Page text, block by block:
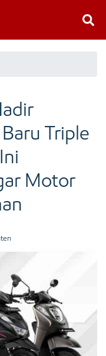
Triple
Motor